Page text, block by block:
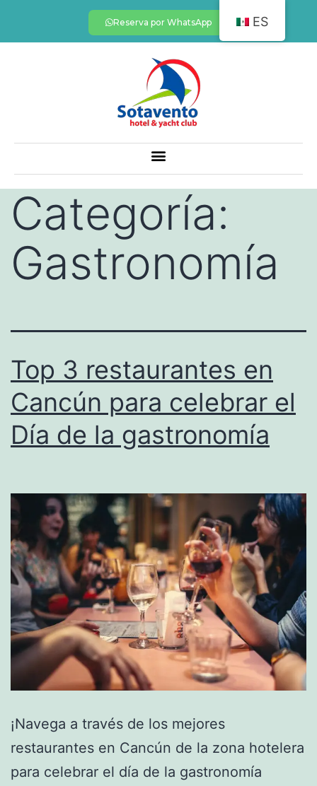
Reserva por WhatsApp
Categoría:
Gastronomía
Top 3 restaurantes en
Cancún para celebrar el
Día de la gastronomía
¡Navega a través de los mejores
restaurantes en Cancún de la zona hotelera
para celebrar el día de la gastronomía
ES